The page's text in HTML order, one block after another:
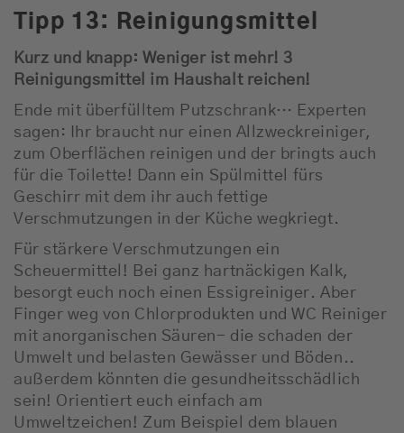
Tipp 13: Reinigungsmittel
Kurz und knapp: Weniger ist mehr! 3
Reinigungsmittel im Haushalt reichen!
Ende mit überfülltem Putzschrank… Experten
sagen: Ihr braucht nur einen Allzweckreiniger,
zum Oberflächen reinigen und der bringts auch
für die Toilette! Dann ein Spülmittel fürs
Geschirr mit dem ihr auch fettige
Verschmutzungen in der Küche wegkriegt.
Für stärkere Verschmutzungen ein
Scheuermittel! Bei ganz hartnäckigen Kalk,
besorgt euch noch einen Essigreiniger. Aber
Finger weg von Chlorprodukten und WC Reiniger
mit anorganischen Säuren- die schaden der
Umwelt und belasten Gewässer und Böden..
außerdem könnten die gesundheitsschädlich
sein! Orientiert euch einfach am
Umweltzeichen! Zum Beispiel dem blauen